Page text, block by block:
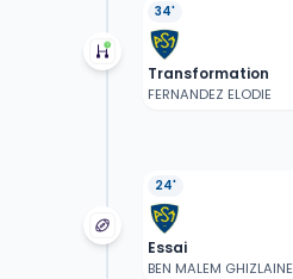
34'
Transformation
FERNANDEZ ELODIE
24'
Essai
BEN MALEM GHIZLAINE